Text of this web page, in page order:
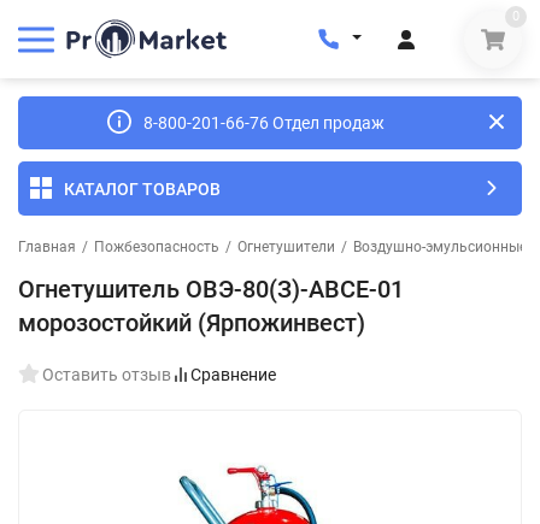
0
8-800-201-66-76 Отдел продаж
КАТАЛОГ ТОВАРОВ
Главная / Пожбезопасность / Огнетушители / Воздушно-эмульсионные
Огнетушитель ОВЭ-80(З)-АBCЕ-01
морозостойкий (Ярпожинвест)
Оставить отзыв Сравнение